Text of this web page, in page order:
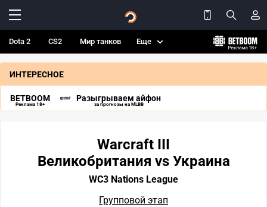
Dota 2 CS2 Мир танков Еще
ИНТЕРЕСНОЕ
BETBOOM
Реклама 18+
Разыгрываем айфон
за прогнозы на MLBB
Warcraft III
Великобритания vs Украина
WC3 Nations League
Групповой этап